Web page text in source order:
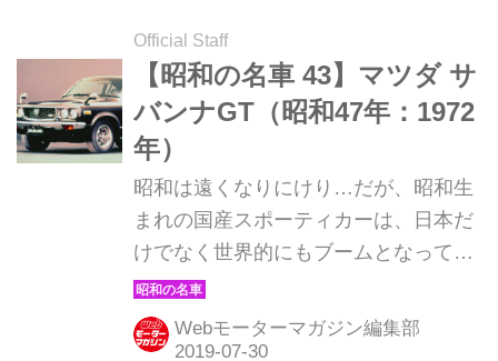
代サバンナ、通称RX-3だ。（取材・
文：増田 満／写真：伊藤嘉啓） スカ
イラインの連勝を阻止した無敵のサバ
ンナ 近年、海外から注目が集まったこ
とで中古車価格が暴騰している国産旧
車たち。人気の中心は通称ハコスカや
ケンメリと呼ばれるスカイラインGT-R
だが、その好敵手だったマツダ・ロー
タリー勢の人気はいまひとつ盛り...
Official Staff
【昭和の名車 43】マツダ サ
バンナGT（昭和47年：1972
年）
昭和は遠くなりにけり…だが、昭和生
まれの国産スポーティカーは、日本だ
けでなく世界的にもブームとなってい
る。そんな昭和の名車たちを時系列で
紹介していこう。今回は、昭和47年発
売のマツダ サバンナGTだ。
Webモーターマガジン編集部